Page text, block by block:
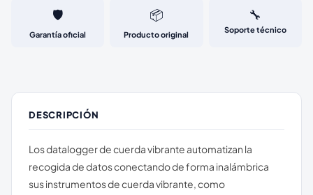
🛡️
Garantía oficial
📦
Producto original
🔧
Soporte técnico
DESCRIPCIÓN
Los datalogger de cuerda vibrante automatizan la
recogida de datos conectando de forma inalámbrica
sus instrumentos de cuerda vibrante, como